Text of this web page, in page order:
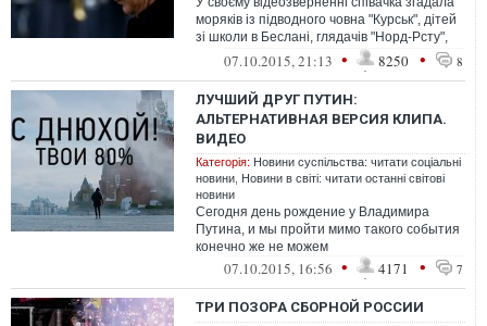
моряків із підводного човна "Курськ", дітей
зі школи в Беслані, глядачів "Норд-Рсту",
що постраждали від тера...
07.10.2015, 21:13 • 8250 • 8
ЛУЧШИЙ ДРУГ ПУТИН:
АЛЬТЕРНАТИВНАЯ ВЕРСИЯ КЛИПА.
ВИДЕО
Категорія: Новини суспільства: читати соціальні
новини Новини в світі: читати останні світові
новини
Сегодня день рождение у Владимира
Путина, и мы пройти мимо такого события
конечно же не можем
07.10.2015, 16:56 • 4171 • 7
ТРИ ПОЗОРА СБОРНОЙ РОССИИ